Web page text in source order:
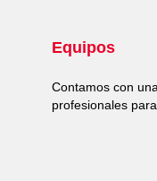
Equipos
Contamos con
profesionales